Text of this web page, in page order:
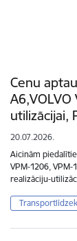
Cenu
utilizācijai,
20.07.2026.
Aicinām
VPM-1206, VPM-
realizāciju-